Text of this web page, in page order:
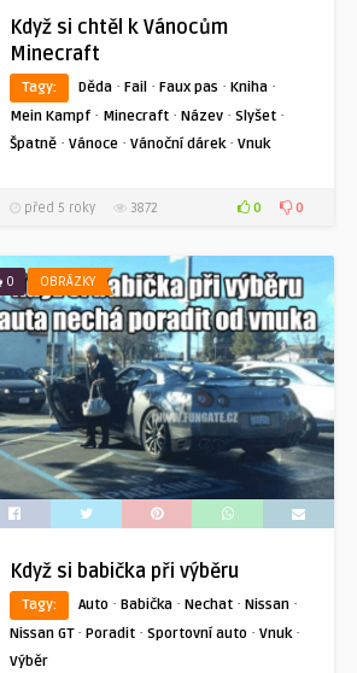
Když si chtěl k Vánocům
Minecraft
Tagy: Děda · Fail · Faux pas · Kniha ·
Mein Kampf · Minecraft · Název · Slyšet ·
Špatně · Vánoce · Vánoční dárek· Vnuk
před 5 roky 3872 0 0
0 OBRÁZKY
Když si babička při výběru
Tagy: Auto · Babička · Nechat · Nissan ·
Nissan GT· Poradit · Sportovní auto · Vnuk·
Výběr